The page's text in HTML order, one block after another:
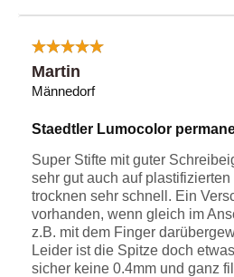
Martin
Männedorf
Staedtler Lumocolor
Super Stifte mit guter
sehr gut auch auf
trocknen sehr schnell. Ein
vorhanden, wenn gleich im
z.B. mit dem Finger
Leider ist die Spitze doch
sicher keine 0.4mm und ganz